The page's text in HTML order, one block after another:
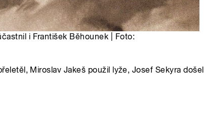
i František Běhounek | Foto:
Miroslav Jakeš použil lyže, Josef Sekyra došel